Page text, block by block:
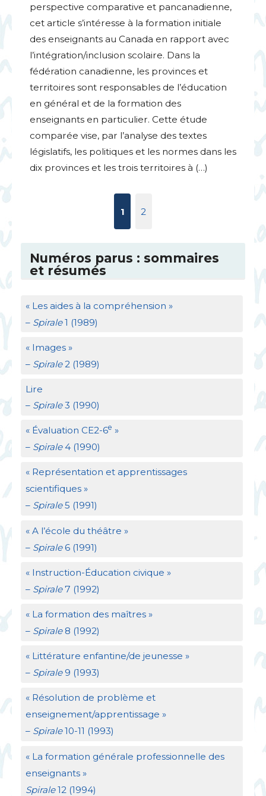
perspective comparative et pancanadienne,
cet article s’intéresse à la formation initiale
des enseignants au Canada en rapport avec
l’intégration/inclusion scolaire. Dans la
fédération canadienne, les provinces et
territoires sont responsables de l’éducation
en général et de la formation des
enseignants en particulier. Cette étude
comparée vise, par l’analyse des textes
législatifs, les politiques et les normes dans les
dix provinces et les trois territoires à (…)
1 2
Numéros parus : sommaires
et résumés
« Les aides à la compréhension »
– Spirale1 (1989)
« Images »
– Spirale2 (1989)
Lire
– Spirale3 (1990)
« Évaluation CE2-6e »
– Spirale4 (1990)
« Représentation et apprentissages
scientifiques »
– Spirale5 (1991)
« A l’école du théâtre »
– Spirale6 (1991)
« Instruction-Éducation civique »
– Spirale7 (1992)
« La formation des maîtres »
– Spirale8 (1992)
« Littérature enfantine/de jeunesse »
– Spirale9 (1993)
« Résolution de problème et
enseignement/apprentissage »
– Spirale10-11 (1993)
« La formation générale professionnelle des
enseignants »
Spirale12 (1994)